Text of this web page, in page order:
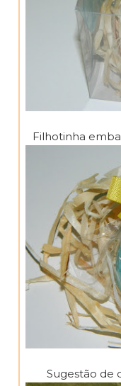
Filhotinha
Sugestão de